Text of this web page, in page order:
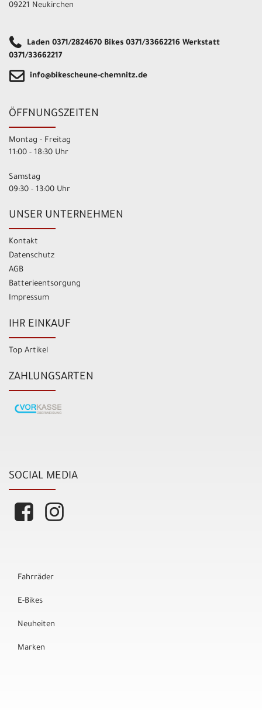
09221 Neukirchen
Laden 0371/2824670 Bikes 0371/33662216 Werkstatt
0371/33662217
info@bikescheune-chemnitz.de
ÖFFNUNGSZEITEN
Montag - Freitag
11:00 - 18:30 Uhr
Samstag
09:30 - 13:00 Uhr
UNSER UNTERNEHMEN
Kontakt
Datenschutz
AGB
Batterieentsorgung
Impressum
IHR EINKAUF
Top Artikel
ZAHLUNGSARTEN
SOCIAL MEDIA
Fahrräder
E-Bikes
Neuheiten
Marken